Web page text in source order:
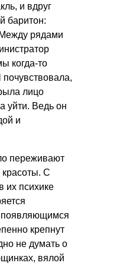
и вдруг
баритон:
рядами
когда-то
лицо
уйти. Ведь он
и
переживают
красоты. С
их психике
появляющимся
крепнут
не думать о
вялой